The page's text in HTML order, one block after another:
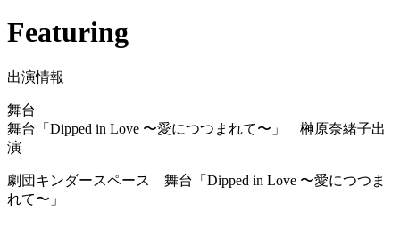
Featuring
出演情報
舞台
舞台「Dipped in Love 〜愛につつまれて〜」 榊原奈緒子出
演
劇団キンダースペース 舞台「Dipped in Love 〜愛につつま
れて〜」